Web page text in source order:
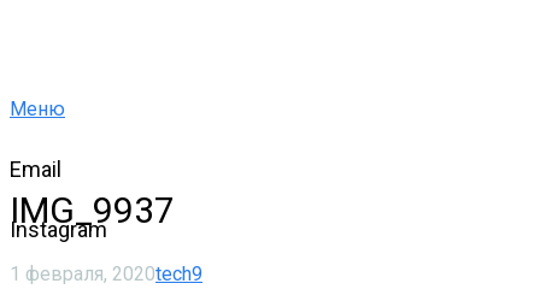
Меню
Email
Instagram
IMG_9937
1 февраля, 2020tech9